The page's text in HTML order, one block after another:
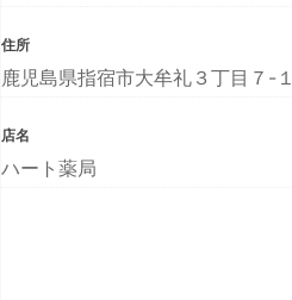
住所
鹿児島県指宿市大牟礼３丁目７-１
店名
ハート薬局